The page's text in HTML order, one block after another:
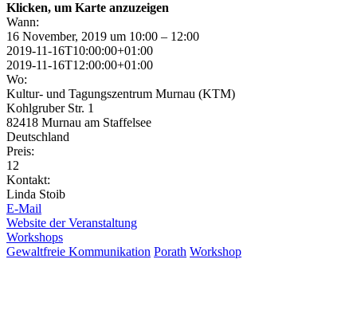
Klicken, um Karte anzuzeigen
Wann:
16 November, 2019 um 10:00 – 12:00
2019-11-16T10:00:00+01:00
2019-11-16T12:00:00+01:00
Wo:
Kultur- und Tagungszentrum Murnau (KTM)
Kohlgruber Str. 1
82418 Murnau am Staffelsee
Deutschland
Preis:
12
Kontakt:
Linda Stoib
E-Mail
Website der Veranstaltung
Workshops
Gewaltfreie Kommunikation Porath Workshop